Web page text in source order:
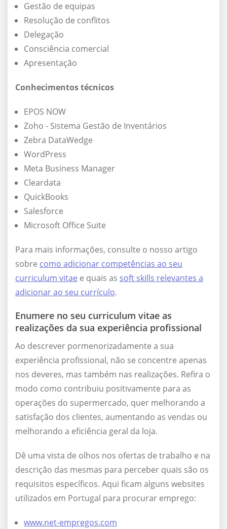
Gestão de equipas
Resolução de conflitos
Delegação
Consciência comercial
Apresentação
Conhecimentos técnicos
EPOS NOW
Zoho - Sistema Gestão de Inventários
Zebra DataWedge
WordPress
Meta Business Manager
Cleardata
QuickBooks
Salesforce
Microsoft Office Suite
Para mais informações, consulte o nosso artigo
sobre como adicionar competências ao seu
curriculum vitae e quais as soft skills relevantes a
adicionar ao seu currículo.
Enumere no seu curriculum vitae as
realizações da sua experiência profissional
Ao descrever pormenorizadamente a sua
experiência profissional, não se concentre apenas
nos deveres, mas também nas realizações. Refira o
modo como contribuiu positivamente para as
operações do supermercado, quer melhorando a
satisfação dos clientes, aumentando as vendas ou
melhorando a eficiência geral da loja.
Dê uma vista de olhos nos ofertas de trabalho e na
descrição das mesmas para perceber quais são os
requisitos específicos. Aqui ficam alguns websites
utilizados em Portugal para procurar emprego:
www.net-empregos.com